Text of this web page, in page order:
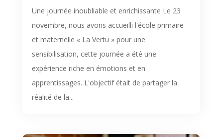
Une journée inoubliable et enrichissante Le 23
novembre, nous avons accueilli l'école primaire
et maternelle « La Vertu » pour une
sensibilisation, cette journée a été une
expérience riche en émotions et en
apprentissages. L'objectif était de partager la
réalité de la...